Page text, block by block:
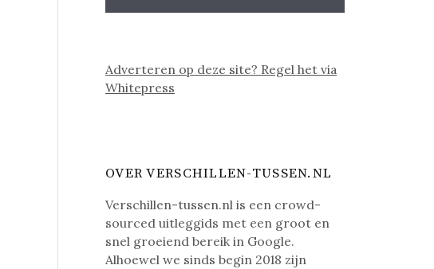
Adverteren op deze site? Regel het via
Whitepress
OVER VERSCHILLEN-TUSSEN.NL
Verschillen-tussen.nl is een crowd-
sourced uitleggids met een groot en
snel groeiend bereik in Google.
Alhoewel we sinds begin 2018 zijn